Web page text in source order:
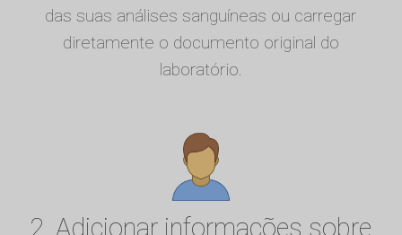
das suas análises sanguíneas ou carregar
diretamente o documento original do
laboratório.
2. Adicionar informações sobre